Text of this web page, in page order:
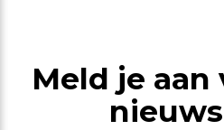
Meld je aan